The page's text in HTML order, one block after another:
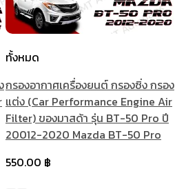
ทั้งหมด
กรองอากาศเครื่องยนต์ กรองซิ่ง กรอง
แต่ง (Car Performance Engine Air
Filter) ของมาสด้า รุ่น BT-50 Pro ปี
20012-2020 Mazda BT-50 Pro
550.00 ฿